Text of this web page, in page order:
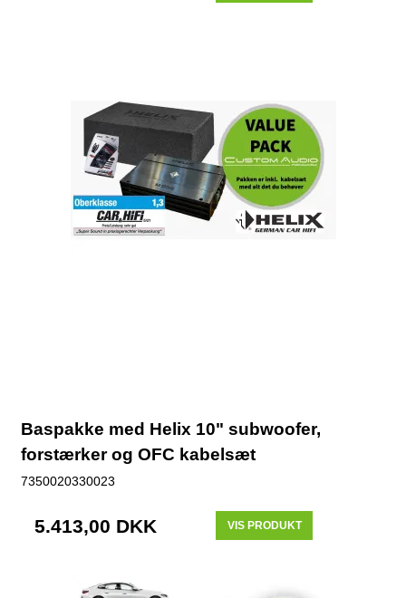
Baspakke med Helix 10" subwoofer,
forstærker og OFC kabelsæt
7350020330023
5.413,00 DKK VIS PRODUKT